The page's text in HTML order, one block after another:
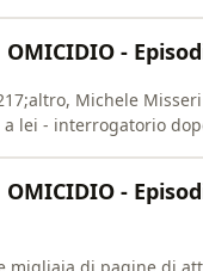
OMICIDIO -
Michele
lei - interrogatorio
-